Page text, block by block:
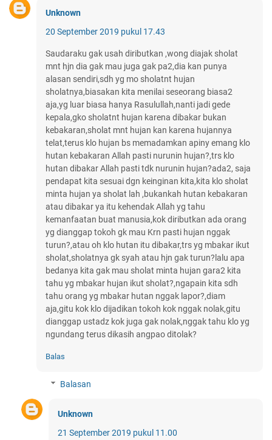
Unknown
20 September 2019 pukul 17.43
Saudaraku gak usah diributkan ,wong diajak sholat
mnt hjn dia gak mau juga gak pa2,dia kan punya
alasan sendiri,sdh yg mo sholatnt hujan
sholatnya,biasakan kita menilai seseorang biasa2
aja,yg luar biasa hanya Rasulullah,nanti jadi gede
kepala,gko sholatnt hujan karena dibakar bukan
kebakaran,sholat mnt hujan kan karena hujannya
telat,terus klo hujan bs memadamkan apiny emang klo
hutan kebakaran Allah pasti nurunin hujan?,trs klo
hutan dibakar Allah pasti tdk nurunin hujan?ada2, saja
pendapat kita sesuai dgn keinginan kita,kita klo sholat
minta hujan ya sholat lah ,bukankah hutan kebakaran
atau dibakar ya itu kehendak Allah yg tahu
kemanfaatan buat manusia,kok diributkan ada orang
yg dianggap tokoh gk mau Krn pasti hujan nggak
turun?,atau oh klo hutan itu dibakar,trs yg mbakar ikut
sholat,sholatnya gk syah atau hjn gak turun?lalu apa
bedanya kita gak mau sholat minta hujan gara2 kita
tahu yg mbakar hujan ikut sholat?,ngapain kita sdh
tahu orang yg mbakar hutan nggak lapor?,diam
aja,gitu kok klo dijadikan tokoh kok nggak nolak,gitu
dianggap ustadz kok juga gak nolak,nggak tahu klo yg
ngundang terus dikasih angpao ditolak?
Balas
Balasan
Unknown
21 September 2019 pukul 11.00